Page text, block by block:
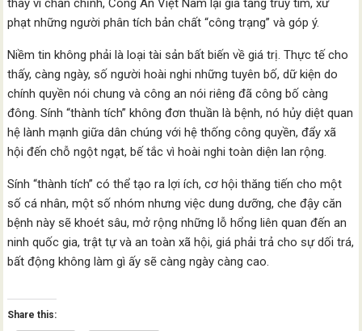
thay vì chấn chỉnh, Công An Việt Nam lại gia tăng truy tìm, xử
phạt những người phân tích bản chất “công trạng” và góp ý.
Niềm tin không phải là loại tài sản bất biến về giá trị. Thực tế cho
thấy, càng ngày, số người hoài nghi những tuyên bố, dữ kiện do
chính quyền nói chung và công an nói riêng đã công bố càng
đông. Sính “thành tích” không đơn thuần là bệnh, nó hủy diệt quan
hệ lành mạnh giữa dân chúng với hệ thống công quyền, đẩy xã
hội đến chỗ ngột ngạt, bế tắc vì hoài nghi toàn diện lan rộng.
Sính “thành tích” có thể tạo ra lợi ích, cơ hội thăng tiến cho một
số cá nhân, một số nhóm nhưng việc dung dưỡng, che đậy căn
bệnh này sẽ khoét sâu, mở rộng những lỗ hổng liên quan đến an
ninh quốc gia, trật tự và an toàn xã hội, giá phải trả cho sự dối trá,
bất động không làm gì ấy sẽ càng ngày càng cao.
Share this: